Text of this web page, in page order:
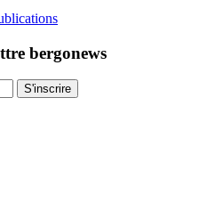
bergonews
S'inscrire